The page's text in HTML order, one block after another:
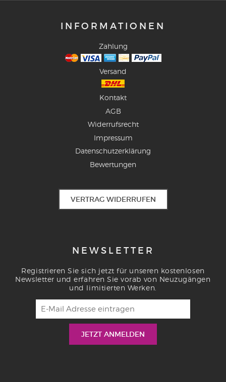
INFORMATIONEN
Zahlung
Versand
Kontakt
AGB
Widerrufsrecht
Impressum
Datenschutzerklärung
Bewertungen
VERTRAG WIDERRUFEN
NEWSLETTER
Registrieren Sie sich jetzt für unseren kostenlosen
Newsletter und erfahren Sie vorab von Neuzugängen
und limitierten Werken.